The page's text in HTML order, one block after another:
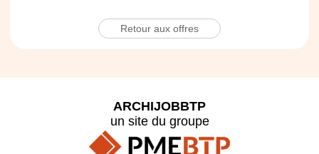
Retour aux offres
ARCHIJOBBTP
un site du groupe